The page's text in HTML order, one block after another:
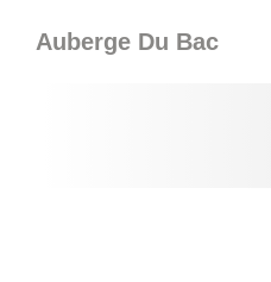
Auberge Du Bac